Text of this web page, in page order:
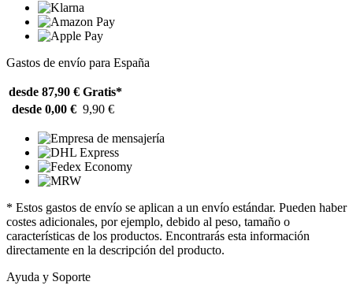
Gastos de envío para España
desde 87,90 € Gratis*
desde 0,00 € 9,90 €
* Estos gastos de envío se aplican a un envío estándar. Pueden haber
costes adicionales, por ejemplo, debido al peso, tamaño o
características de los productos. Encontrarás esta información
directamente en la descripción del producto.
Ayuda y Soporte